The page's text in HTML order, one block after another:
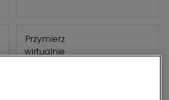
Przymierz
wirtualnie